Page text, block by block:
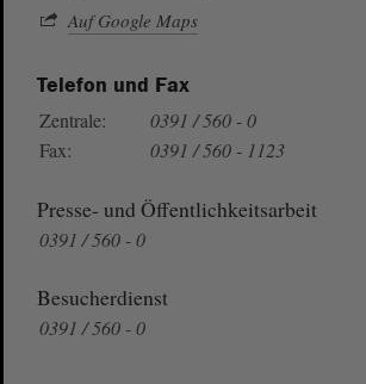
Auf Google Maps
Telefon und Fax
Zentrale:
0391 / 560 - 0
Fax:
0391 / 560 - 1123
Presse- und Öffentlichkeitsarbeit
0391 / 560 - 0
Besucherdienst
0391 / 560 - 0